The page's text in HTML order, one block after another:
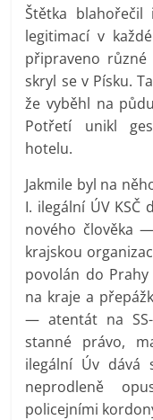
Štětka
legitimací v
připraveno různé
skryl se v Písku.
že vyběhl na
Potřetí unikl
hotelu.
Jakmile byl na
I. ilegální ÚV KSČ
nového člověka
krajskou
povolán do
na kraje a
— atentát na SS-
stanné právo,
ilegální Úv dává
neprodleně
policejními